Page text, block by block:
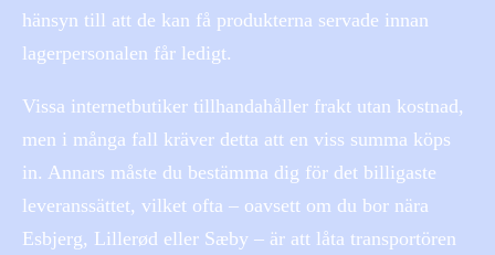
hänsyn till att de kan få produkterna servade innan
lagerpersonalen får ledigt.
Vissa internetbutiker tillhandahåller frakt utan kostnad,
men i många fall kräver detta att en viss summa köps
in. Annars måste du bestämma dig för det billigaste
leveranssättet, vilket ofta – oavsett om du bor nära
Esbjerg, Lillerød eller Sæby – är att låta transportören